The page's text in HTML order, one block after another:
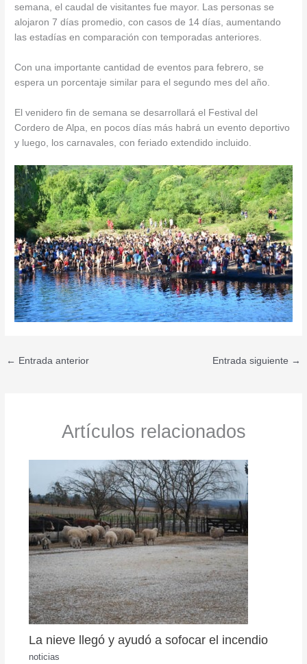
semana, el caudal de visitantes fue mayor. Las personas se
alojaron 7 días promedio, con casos de 14 días, aumentando
las estadías en comparación con temporadas anteriores.
Con una importante cantidad de eventos para febrero, se
espera un porcentaje similar para el segundo mes del año.
El venidero fin de semana se desarrollará el Festival del
Cordero de Alpa, en pocos días más habrá un evento deportivo
y luego, los carnavales, con feriado extendido incluido.
← Entrada anterior Entrada siguiente →
Artículos relacionados
La nieve llegó y ayudó a sofocar el incendio
noticias